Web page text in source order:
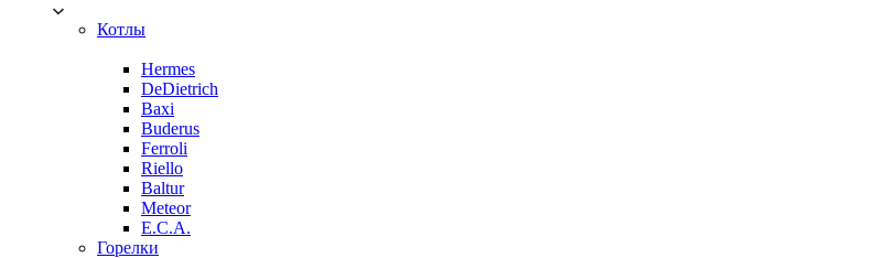
Котлы
Hermes
DeDietrich
Baxi
Buderus
Ferroli
Riello
Baltur
Meteor
E.C.A.
Горелки